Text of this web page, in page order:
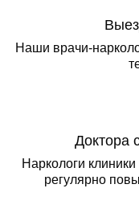
Наши врачи-
Доктора
Наркологи
регулярно